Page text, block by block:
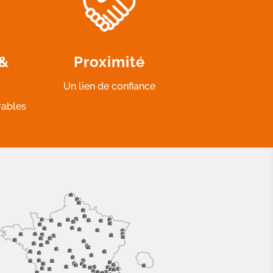
Proximité
Un lien de confiance